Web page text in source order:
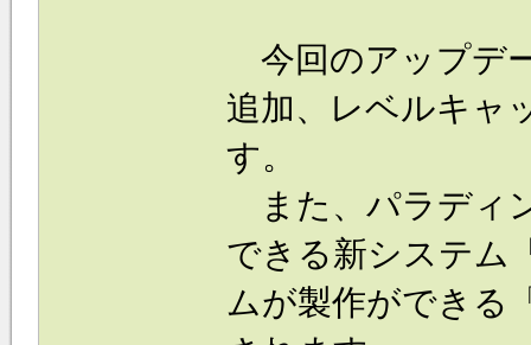
今回のアップデ
追加、レベルキャ
す。
また、パラディ
できる新システム
ムが製作ができる